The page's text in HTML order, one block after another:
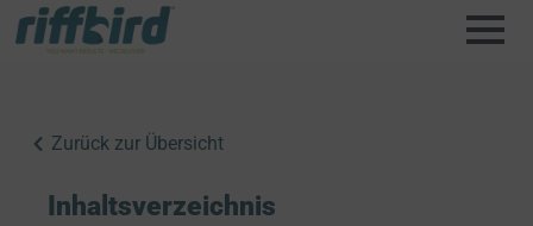
Zurück zur Übersicht
Inhaltsverzeichnis